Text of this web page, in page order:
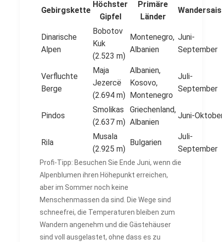
Gebirgskette
Höchster
Gipfel
Primäre
Länder
Dinarische
Alpen
Bobotov
Kuk
(2.523 m)
Montenegro,
Albanien
Juni-
September
Verfluchte
Berge
Maja
Jezercë
(2.694 m)
Albanien,
Kosovo,
Montenegro
Juli-
September
Pindos
Smolikas
(2.637 m)
Griechenland,
Albanien
Juni-
Rila
Musala
(2.925 m)
Bulgarien
Juli-
September
Profi-Tipp: Besuchen Sie Ende Juni, wenn die
Alpenblumen ihren Höhepunkt erreichen,
aber im Sommer noch keine
Menschenmassen da sind. Die Wege sind
schneefrei, die Temperaturen bleiben zum
Wandern angenehm und die Gästehäuser
sind voll ausgelastet, ohne dass es zu